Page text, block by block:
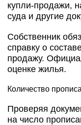
купли-продажи,
суда и другие
Собственник
справку о
продажу.
оценке жилья.
Количество
Проверяя
на число